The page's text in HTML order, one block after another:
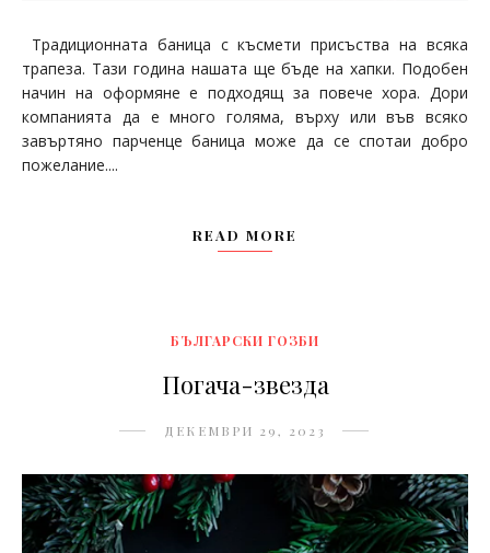
Традиционната баница с късмети присъства на всяка
трапеза. Тази година нашата ще бъде на хапки. Подобен
начин на оформяне е подходящ за повече хора. Дори
компанията да е много голяма, върху или във всяко
завъртяно парченце баница може да се спотаи добро
пожелание....
READ MORE
БЪЛГАРСКИ ГОЗБИ
Погача-звезда
ДЕКЕМВРИ 29, 2023